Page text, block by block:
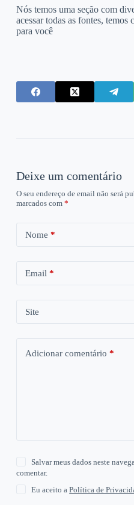
Nós temos uma seção com
acessar todas as fontes, temos
para você
Deixe um comentário
O seu endereço de email não será
marcados com *
Nome *
Email *
Site
Adicionar comentário *
Salvar meus dados neste
comentar.
Eu aceito aPolítica de